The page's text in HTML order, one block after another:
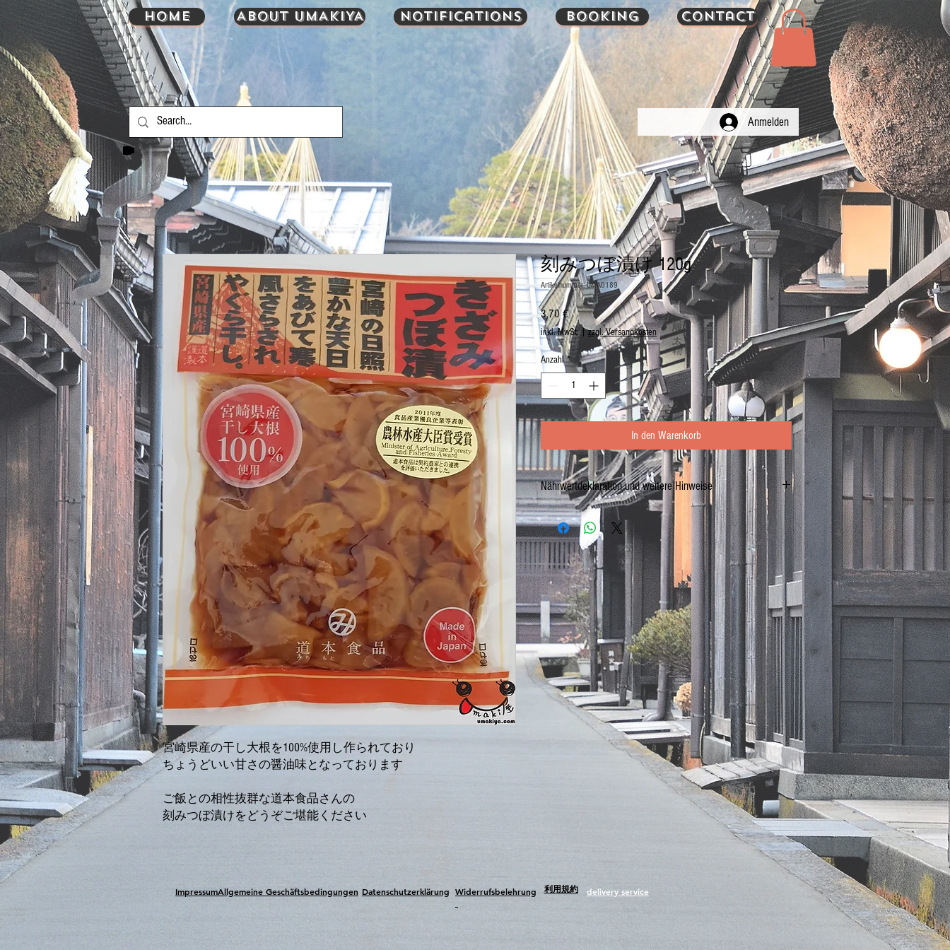
Anmelden
宮崎県産の干し大根を100%使用し作られており
ちょうどいい甘さの醤油味となっております
ご飯との相性抜群な道本食品さんの
刻みつぼ漬けをどうぞご堪能ください
刻みつぼ漬け 120g
Artikelnummer: UMA0189
3,70 €Preis
inkl. MwSt.|zzgl. Versandkosten
Anzahl *
In den Warenkorb
Nährwertdeklaration und weitere Hinweise
Eingelegter Rettich mit Süßungsmitteln
Netto: 170g Abtropfgewicht: 120g
Zutaten: 60% Rettich, Wasser, Sojasauce ( SOJA WEIZEN, Wasser, Salz),
Zucker, Glukose-Fruktose Sirup, Salz, Branntweinessig, Chili,
Geschmacksverstärker (E621, E640), Ethanol, Säuerungsmittel (E270,
E260, E363, E296, E330), Farbstoff (E150a), Süßungsmittel (E955,
E961).
Nährwerte / 栄養表示 pro 100 g
Energie / 熱量 219 kJ/ 52 kcal
Fett / 脂肪 <0,5 g
- davon gesättigte Fettsäuren /
<0,1 g
11 g
Hergestellt in Japan
HOME About UMAKIYA Notifications Booking Contact
ImpressumAllgemeine Geschäftsbedingungen Datenschutzerklärung Widerrufsbelehrung ​利用規約 delivery service